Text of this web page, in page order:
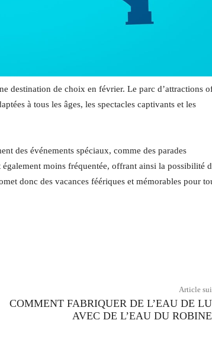
destination de choix en février. Le parc d’attractions
à tous les âges, les spectacles captivants et les
des événements spéciaux, comme des parades
moins fréquentée, offrant ainsi la possibilité
donc des vacances féériques et mémorables pour
Article
COMMENT FABRIQUER DE L’EAU DE
AVEC DE L’EAU DU